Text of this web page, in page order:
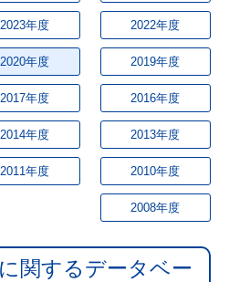
2023年度 2022年度
2020年度 2019年度
2017年度 2016年度
2014年度 2013年度
2011年度 2010年度
2008年度
関するデータベー